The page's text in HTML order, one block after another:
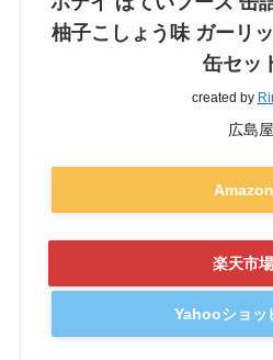
柚子こしょう味 ガーリ
缶セッ
created by
広島屋
Amazon
楽天市場
Yahooショッ